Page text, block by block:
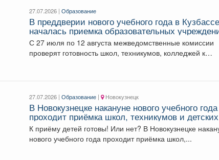
27.07.2026 |Образование
В преддверии нового учебного года в Кузбассе
началась приемка образовательных
С 27 июля по 12 августа межведомственные комиссии
проверят готовность школ, техникумов, колледжей к
27.07.2026 |Образование | Новокузнецк
В Новокузнецке накануне нового учебного года
проходит приёмка школ, техникумов и детских
садов.
К приёму детей готовы! Или нет? В Новокузнецке
нового учебного года проходит приёмка школ,...